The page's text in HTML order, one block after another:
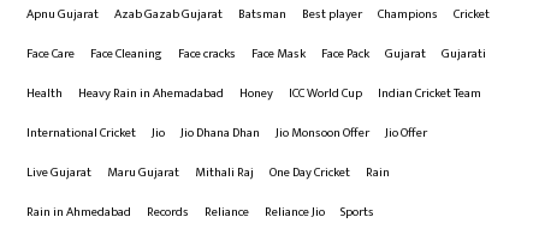
Apnu Gujarat Azab Gazab Gujarat Batsman Best player Champions
Cricket
Face Care
Face Cleaning Face cracks Face Mask Face Pack Gujarat
Gujarati
Health
Heavy Rain in Ahemadabad Honey ICC World Cup
Indian Cricket Team
International Cricket
Jio Jio Dhana Dhan Jio Monsoon Offer
Jio Offer
Live Gujarat
Maru Gujarat Mithali Raj One Day Cricket
Rain
Rain in Ahmedabad
Records Reliance Reliance Jio
Sports